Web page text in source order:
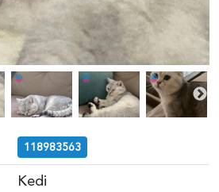
118983563
Kedi